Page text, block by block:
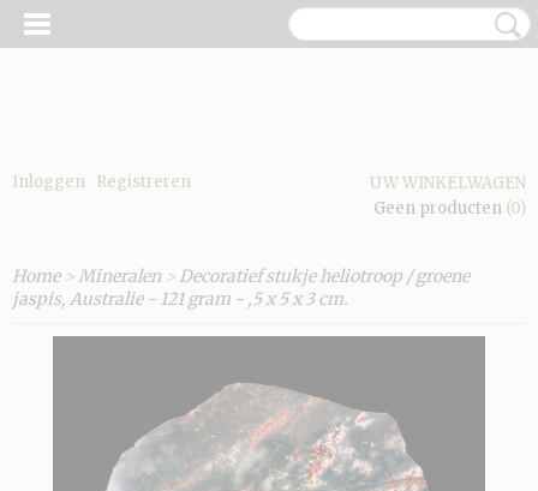
Inloggen Registreren
UW WINKELWAGEN
Geen producten (0)
Home>Mineralen > Decoratief stukje heliotroop / groene
jaspis, Australie - 121 gram - ,5 x 5 x 3 cm.